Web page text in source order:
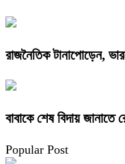
রাজনৈতিক টানাপোড়েন,
বাবাকে শেষ বিদায় জানাতে
Popular Post